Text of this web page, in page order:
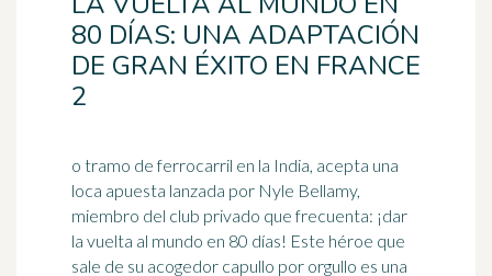
80 DÍAS: UNA ADAPTACIÓN
DE GRAN ÉXITO EN FRANCE
2
o tramo de ferrocarril en la India, acepta una
loca apuesta lanzada por Nyle Bellamy,
miembro del club privado que frecuenta: ¡dar
la vuelta al mundo en 80 días! Este héroe que
sale de su acogedor capullo por orgullo es una